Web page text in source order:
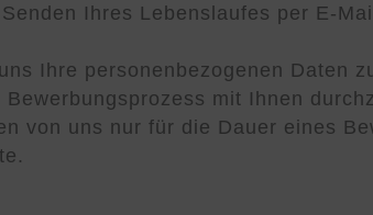
Ihres Lebenslaufes per E-
Ihre personenbezogenen Daten
mit Ihnen
von uns nur für die Dauer eines